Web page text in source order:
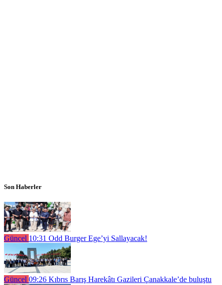
Son Haberler
Güncel 10:31 Odd Burger Ege’yi Sallayacak!
Güncel 09:26 Kıbrıs Barış Harekâtı Gazileri Çanakkale’de buluştu